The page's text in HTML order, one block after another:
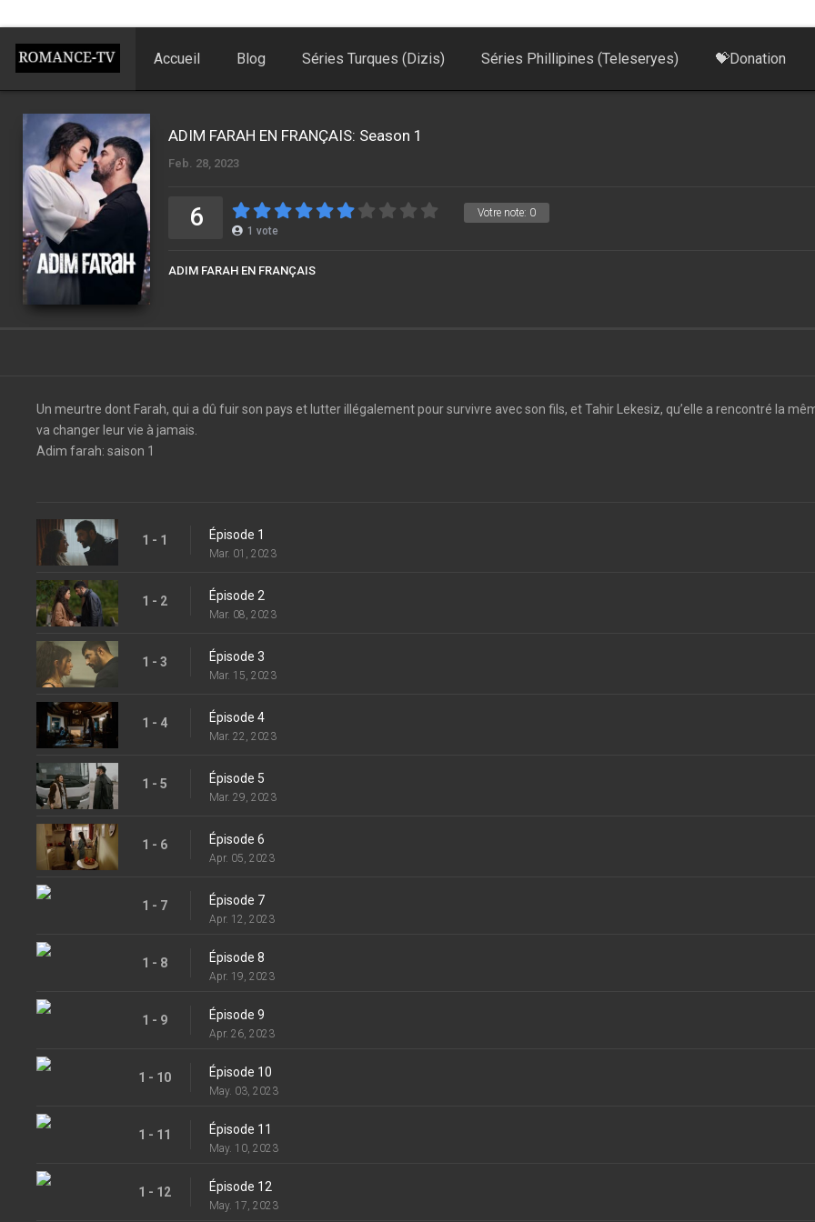
Accueil Blog Séries Turques (Dizis) Séries Phillipines (Teleseryes) 💝Donation
ADIM FARAH EN FRANÇAIS: Season 1
Feb. 28, 2023
Votre note: 0
6 1 vote
ADIM FARAH EN FRANÇAIS
Un meurtre dont Farah, qui a dû fuir son pays et lutter illégalement pour survivre avec son fils, et Tahir Lekesiz, qu’elle a rencontré la
va changer leur vie à jamais.
Adim farah: saison 1
1 - 1 Épisode 1
Mar. 01, 2023
1 - 2 Épisode 2
Mar. 08, 2023
1 - 3 Épisode 3
Mar. 15, 2023
1 - 4 Épisode 4
Mar. 22, 2023
1 - 5 Épisode 5
Mar. 29, 2023
1 - 6 Épisode 6
Apr. 05, 2023
1 - 7 Épisode 7
Apr. 12, 2023
1 - 8 Épisode 8
Apr. 19, 2023
1 - 9 Épisode 9
Apr. 26, 2023
1 - 10 Épisode 10
May. 03, 2023
1 - 11 Épisode 11
May. 10, 2023
1 - 12 Épisode 12
May. 17, 2023